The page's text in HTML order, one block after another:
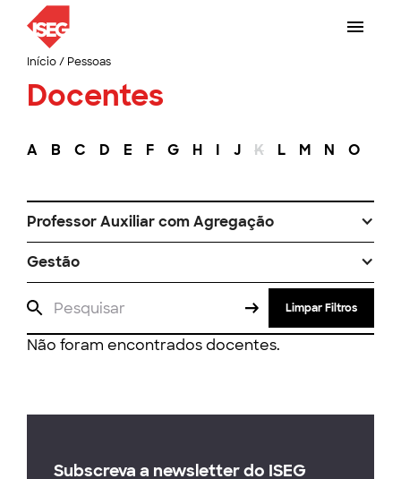
Início/ Pessoas
Docentes
A B C D E F G H I J K L M N O
Professor Auxiliar com Agregação
Gestão
Limpar Filtros
Não foram encontrados docentes.
Subscreva a newsletter do ISEG